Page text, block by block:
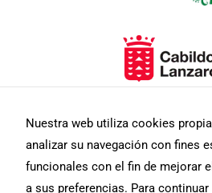
Nuestra web utiliza cookies
analizar su navegación con fines
funcionales con el fin de mejorar
a sus preferencias. Para